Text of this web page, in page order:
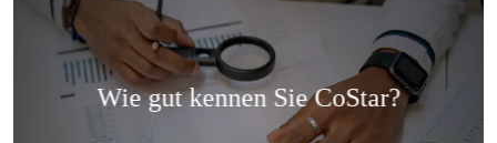
Überspringen